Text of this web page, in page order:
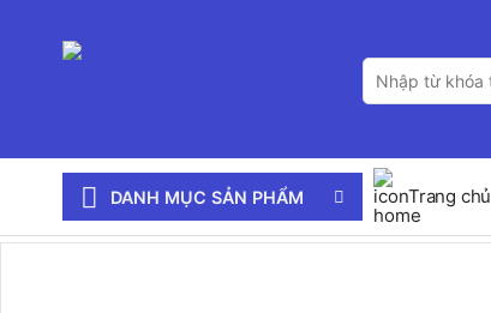
Tìm
kiếm:
DANH MỤC SẢN PHẨM Trang chủ